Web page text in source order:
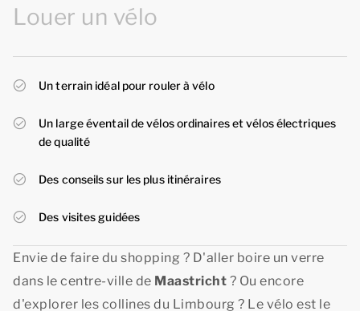
Louer un vélo
Un terrain idéal pour rouler à vélo
Un large éventail de vélos ordinaires et vélos électriques
de qualité
Des conseils sur les plus itinéraires
Des visites guidées
Envie de faire du shopping ? D'aller boire un verre
dans le centre-ville de Maastricht ? Ou encore
d'explorer les collines du Limbourg ? Le vélo est le